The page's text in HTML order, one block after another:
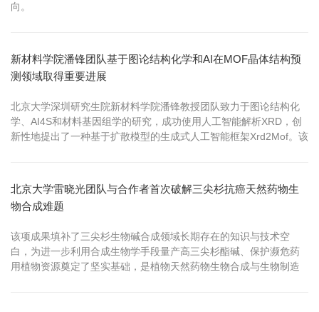
向。
新材料学院潘锋团队基于图论结构化学和AI在MOF晶体结构预
测领域取得重要进展
北京大学深圳研究生院新材料学院潘锋教授团队致力于图论结构化
学、AI4S和材料基因组学的研究，成功使用人工智能解析XRD，创
新性地提出了一种基于扩散模型的生成式人工智能框架Xrd2Mof。该
相关的骨架几何特征，从而保留关键“材料基因”信息。相关成果...
北京大学雷晓光团队与合作者首次破解三尖杉抗癌天然药物生
物合成难题
该项成果填补了三尖杉生物碱合成领域长期存在的知识与技术空
白，为进一步利用合成生物学手段量产高三尖杉酯碱、保护濒危药
用植物资源奠定了坚实基础，是植物天然药物生物合成与生物制造